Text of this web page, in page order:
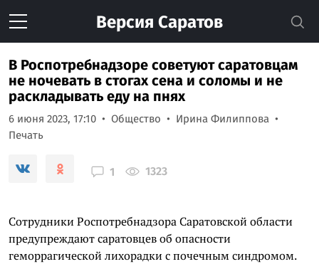
Версия Саратов
В Роспотребнадзоре советуют саратовцам
не ночевать в стогах сена и соломы и не
раскладывать еду на пнях
6 июня 2023, 17:10 Общество
Ирина Филиппова
Печать
1 1323
Сотрудники Роспотребнадзора Саратовской области
предупреждают саратовцев об опасности
геморрагической лихорадки с почечным синдромом.